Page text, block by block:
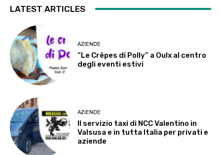
LATEST ARTICLES
AZIENDE
“Le Crêpes di Polly” a Oulx al centro
degli eventi estivi
AZIENDE
Il servizio taxi di NCC Valentino in
Valsusa e in tutta Italia per privati e
aziende